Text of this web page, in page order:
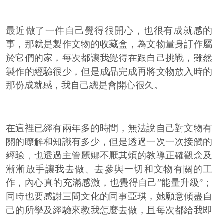
最近做了一件自己覺得很開心，也很有成就感的
事，那就是製作文物的收藏盒，為文物量身訂作屬
於它們的家，每次都讓我覺得在跟自己挑戰，雖然
製作的經驗很少，但是成品完成再將文物放入時的
那份成就感，我自己總是會開心很久。
在這裡已經有兩年多的時間，無法說自己對文物有
關的瞭解和知識有多少，但是透過一次一次接觸的
經驗，也透過主管麗娜不厭其煩的教導正確觀念及
漸漸放手讓我去做、去參與一切和文物有關的工
作，內心真的充滿感激，也覺得自己”能量升級”；
同時也要感謝三間文化的同事亞琪，她願意傾盡自
己的所學及經驗來教我怎麼去做，且每次都給我即